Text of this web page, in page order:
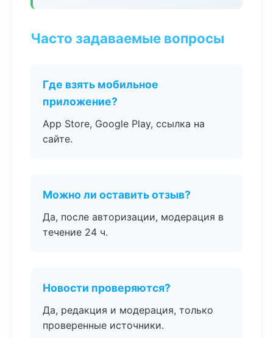
Часто задаваемые вопросы
Где взять мобильное
приложение?
App Store, Google Play, ссылка на
сайте.
Можно ли оставить отзыв?
Да, после авторизации, модерация в
течение 24 ч.
Новости проверяются?
Да, редакция и модерация, только
проверенные источники.